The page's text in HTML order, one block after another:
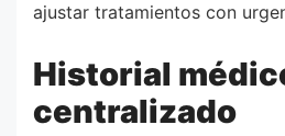
ajustar tratamientos con
Historial
centralizado